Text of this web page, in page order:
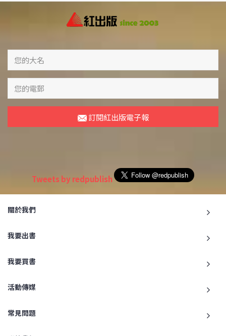
訂閱紅出版電子報
Tweets by redpublish
關於我們
我要出書
我要買書
活動傳媒
常見問題